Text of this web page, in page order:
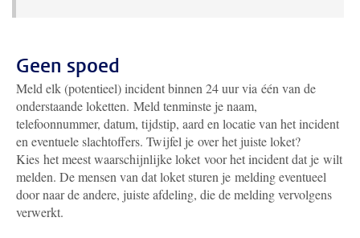
Geen spoed
Meld elk (potentieel) incident binnen 24 uur via één van de
onderstaande loketten. Meld tenminste je naam,
telefoonnummer, datum, tijdstip, aard en locatie van het incident
en eventuele slachtoffers. Twijfel je over het juiste loket?
Kies het meest waarschijnlijke loket voor het incident dat je wilt
melden. De mensen van dat loket sturen je melding eventueel
door naar de andere, juiste afdeling, die de melding vervolgens
verwerkt.